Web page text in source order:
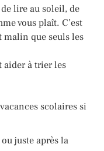
lire au soleil, de
vous plaît. C’est
que seuls les
aider à trier les
scolaires si
juste après la